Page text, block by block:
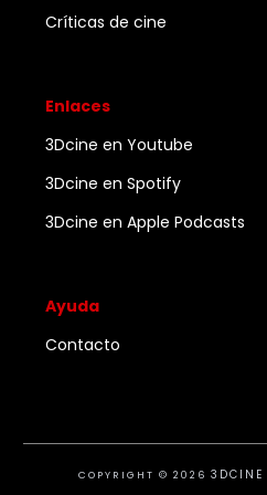
Críticas de cine
Enlaces
3Dcine en Youtube
3Dcine en Spotify
3Dcine en Apple Podcasts
Ayuda
Contacto
COPYRIGHT © 2026 3DCINE